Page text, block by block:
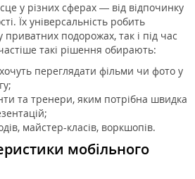
у різних сферах — від відпочинку
Їх універсальність робить
подорожах, так і під час
такі рішення обирають:
переглядати фільми чи фото у
та тренери, яким потрібна швидка
майстер-класів, воркшопів.
мобільного